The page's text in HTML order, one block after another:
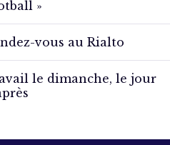
»
vous au Rialto
le dimanche, le jour